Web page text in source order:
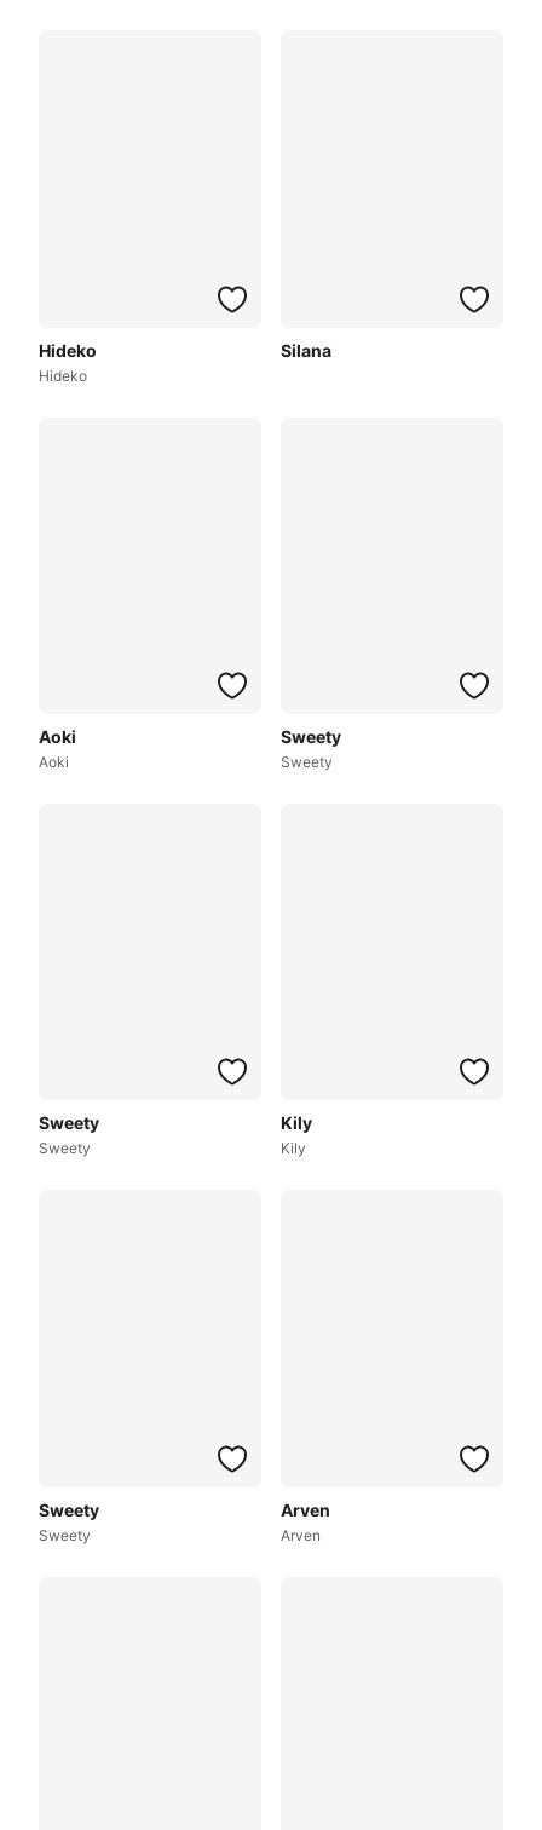
Hideko
Hideko
Silana
Aoki
Aoki
Sweety
Sweety
Sweety
Sweety
Kily
Kily
Sweety
Sweety
Arven
Arven